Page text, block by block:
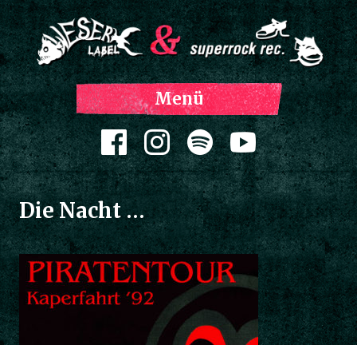
Menü
Zum Inhalt springen
Die Nacht …